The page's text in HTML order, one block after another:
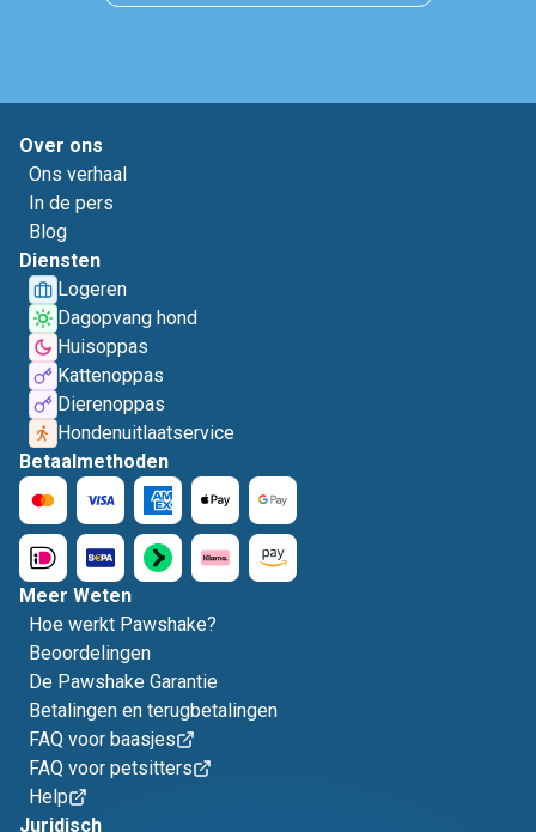
Over ons
Ons verhaal
In de pers
Blog
Diensten
Logeren
Dagopvang hond
Huisoppas
Kattenoppas
Dierenoppas
Hondenuitlaatservice
Betaalmethoden
Meer Weten
Hoe werkt Pawshake?
Beoordelingen
De Pawshake Garantie
Betalingen en terugbetalingen
FAQ voor baasjes
FAQ voor petsitters
Help
Juridisch